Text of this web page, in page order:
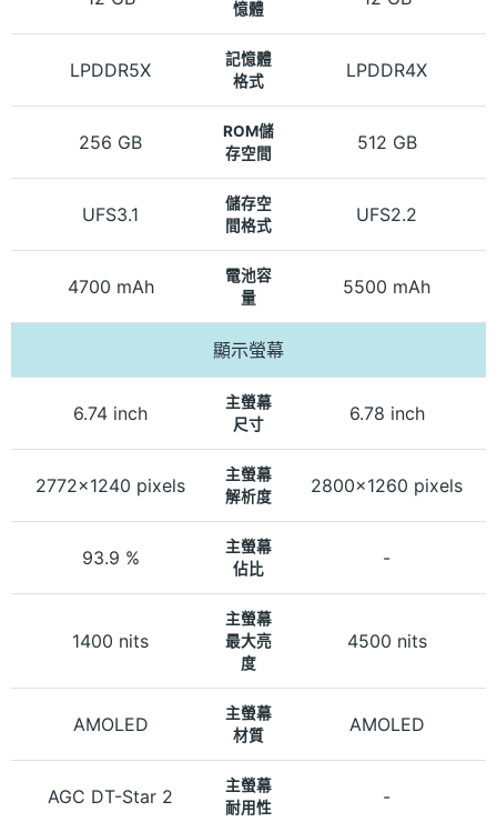
憶體
LPDDR5X
記憶體
格式
LPDDR4X
256 GB
ROM儲
存空間
512 GB
UFS3.1
儲存空
間格式
UFS2.2
4700 mAh
電池容
量
5500 mAh
顯示螢幕
6.74 inch
主螢幕
尺寸
6.78 inch
2772x1240 pixels
主螢幕
解析度
2800x1260 pixels
93.9 %
主螢幕
佔比
-
1400 nits
主螢幕
最大亮
度
4500 nits
AMOLED
主螢幕
材質
AMOLED
AGC DT-Star 2
主螢幕
耐用性
-